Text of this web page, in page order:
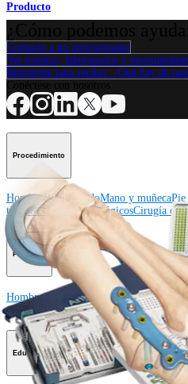
Producto
Contacte a un representante
Ver eventos, laboratorios y
Regístrese para recibir: ¿Qué hay de
Procedimiento
HombroRodilla CodoMano y muñeca
tobilloCadera OrtobiológicosCirugía
Producto
HombroRodillaCodo Mano y muñeca
Cirugía cardiotorácicaColumna vertebral
Educación médica